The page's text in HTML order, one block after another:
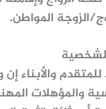
الزوجة المواطن.
والأبناء
والمؤهلات